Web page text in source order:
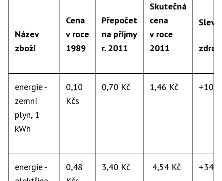
Název
zboží
Cena
v roce
1989
Přepočet
na příjmy
r. 2011
Skutečná
cena
v roce
2011
energie -
zemní
plyn, 1
kWh
0,10
Kčs
0,70 Kč 1,46 Kč
energie -
0,48
3,40 Kč 4,54 Kč +34